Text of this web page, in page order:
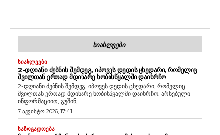
ᲡᲘᲐᲮᲚᲔᲔᲑᲘ
ᲡᲘᲐᲮᲚᲔᲔᲑᲘ
2-ᲓᲦᲘᲐᲜᲘ ᲫᲔᲑᲜᲘᲡ ᲨᲔᲛᲓᲔᲒ, ᲘᲞᲝᲕᲔᲡ ᲓᲔᲓᲘᲡ ᲪᲮᲔᲓᲐᲠᲘ, ᲠᲝᲛᲔᲚᲘᲪ
ᲨᲕᲘᲚᲗᲐᲜ ᲔᲠᲗᲐᲓ ᲛᲓᲘᲜᲐᲠᲔ ᲮᲝᲑᲘᲡᲬᲧᲐᲚᲨᲘ ᲓᲐᲘᲮᲠᲩᲝ
2-დღიანი ძებნის შემდეგ, იპოვეს დედის ცხედარი, რომელიც
შვილთან ერთად მდინარე ხობისწყალში დაიხრჩო. არსებული
ინფორმაციით, გუშინ,...
7 აგვისტო 2026, 17:41
ᲡᲐᲖᲝᲒᲐᲓᲝᲔᲑᲐ